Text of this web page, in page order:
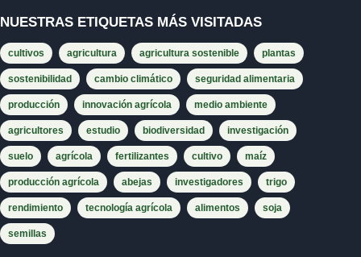
NUESTRAS ETIQUETAS MÁS VISITADAS
cultivos agricultura agricultura sostenible plantas
sostenibilidad cambio climático seguridad alimentaria
producción innovación agrícola medio ambiente
agricultores estudio biodiversidad investigación
suelo agrícola fertilizantes cultivo maíz
producción agrícola abejas investigadores trigo
rendimiento tecnología agrícola alimentos soja
semillas